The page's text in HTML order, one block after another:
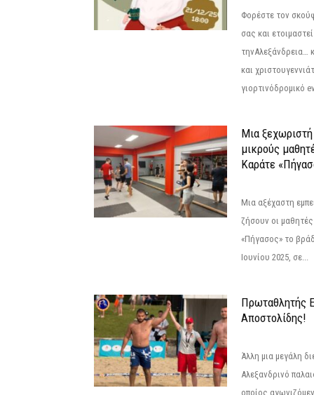
Φορέστε τον
σας και
τηνΑλεξάνδρεια…
και
γιορτινόδρομικό
Μια ξεχωριστή
μικρούς
Καράτε
Μια αξέχαστη
ζήσουν οι
«Πήγασος» το
Ιουνίου 2025, σε...
Πρωταθλητής
Αποστολίδης!
Άλλη μια μεγάλη
Αλεξανδρινό
οποίος